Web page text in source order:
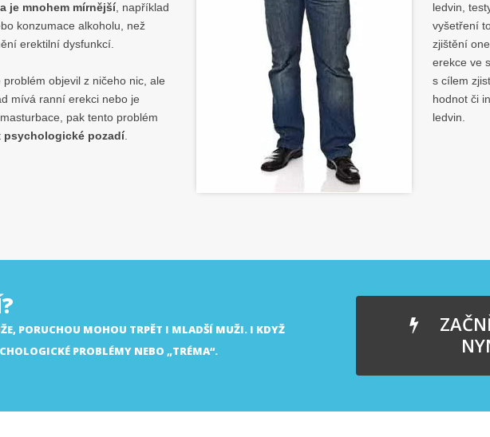
je mnohem mírnější, například
konzumace alkoholu, než
erektilní dysfunkcí.
problém objevil z ničeho nic, ale
mívá ranní erekci nebo je
pak tento problém
psychologické pozadí.
ledvin,
vyšetření
zjištění
erekce ve
s cílem
hodnot či
ledvin.
PORUCHOU MOHOU TRPĚT I MLADŠÍ MUŽI. I KDYŽ
PROBLÉMY NEBO „TRÉMA“.